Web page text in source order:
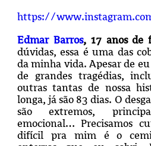
https://
Edmar Barros, 17 anos de
dúvidas, essa é uma das
da minha vida. Apesar de
de grandes tragédias,
outras tantas de nossa
longa, já são 83 dias. O
são extremos,
emocional… Precisamos
difícil pra mim é o